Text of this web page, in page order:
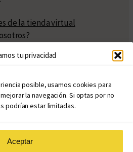
tu privacidad
posible, usamos cookies para
la navegación. Si optas por no
podrían estar limitadas.
Aceptar
de la tienda virtual